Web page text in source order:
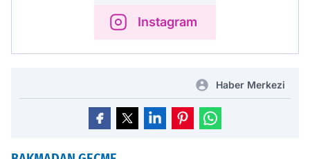
Instagram
Haber Merkezi